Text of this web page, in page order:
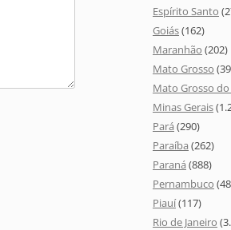
Espírito Santo
Goiás(162)
Maranhão (202)
Mato Grosso
Mato Grosso do
Minas Gerais
Pará (290)
Paraíba (262)
Paraná (888)
Pernambuco
Piauí(117)
Rio de Janeiro